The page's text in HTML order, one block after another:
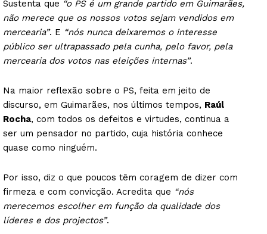
Sustenta que “o PS é um grande partido em Guimarães,
não merece que os nossos votos sejam vendidos em
mercearia”. E “nós nunca deixaremos o interesse
público ser ultrapassado pela cunha, pelo favor, pela
mercearia dos votos nas eleições internas”.
Na maior reflexão sobre o PS, feita em jeito de
discurso, em Guimarães, nos últimos tempos, Raúl
Rocha, com todos os defeitos e virtudes, continua a
ser um pensador no partido, cuja história conhece
quase como ninguém.
Por isso, diz o que poucos têm coragem de dizer com
firmeza e com convicção. Acredita que “nós
merecemos escolher em função da qualidade dos
líderes e dos projectos”.